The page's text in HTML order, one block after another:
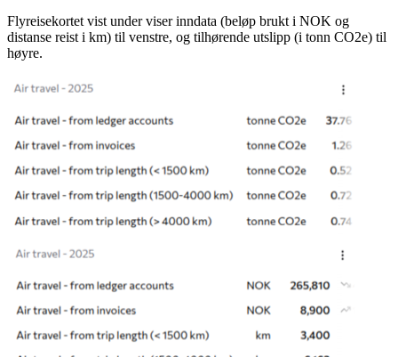
Flyreisekortet vist under viser inndata (beløp brukt i NOK og
distanse reist i km) til venstre, og tilhørende utslipp (i tonn CO2e) til
høyre.